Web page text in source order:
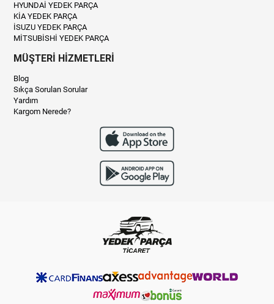
HYUNDAİ YEDEK PARÇA
KİA YEDEK PARÇA
İSUZU YEDEK PARÇA
MİTSUBİSHİ YEDEK PARÇA
MÜŞTERİ HİZMETLERİ
Blog
Sıkça Sorulan Sorular
Yardım
Kargom Nerede?